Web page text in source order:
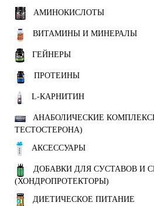
АМИНОКИСЛОТЫ
ВИТАМИНЫ И МИНЕРАЛЫ
ГЕЙНЕРЫ
ПРОТЕИНЫ
L-КАРНИТИН
АНАБОЛИЧЕСКИЕ
ТЕСТОСТЕРОНА)
АКСЕССУАРЫ
ДОБАВКИ ДЛЯ СУСТАВОВ И
(ХОНДРОПРОТЕКТОРЫ)
ДИЕТИЧЕСКОЕ ПИТАНИЕ